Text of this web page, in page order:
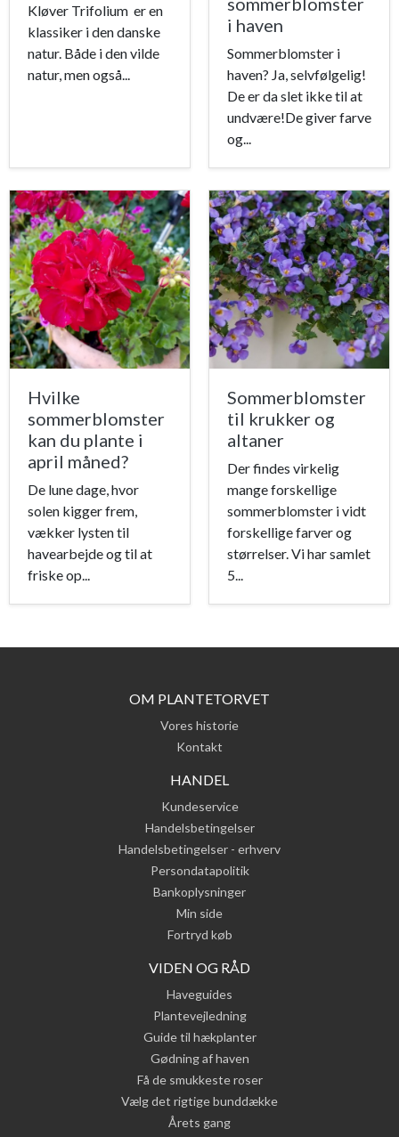
Kløver Trifolium er en
klassiker i den danske
natur. Både i den vilde
natur, men også...
i haven
Sommerblomster i
haven? Ja, selvfølgelig!
De er da slet ikke til at
undvære!De giver farve
og...
Hvilke
sommerblomster
kan du plante i
april måned?
De lune dage, hvor
solen kigger frem,
vækker lysten til
havearbejde og til at
friske op...
Sommerblomster
til krukker og
altaner
Der findes virkelig
mange forskellige
sommerblomster i vidt
forskellige farver og
størrelser. Vi har samlet
5...
OM PLANTETORVET
Vores historie
Kontakt
HANDEL
Kundeservice
Handelsbetingelser
Handelsbetingelser - erhverv
Persondatapolitik
Bankoplysninger
Min side
Fortryd køb
VIDEN OG RÅD
Haveguides
Plantevejledning
Guide til hækplanter
Gødning af haven
Få de smukkeste roser
Vælg det rigtige bunddække
Årets gang